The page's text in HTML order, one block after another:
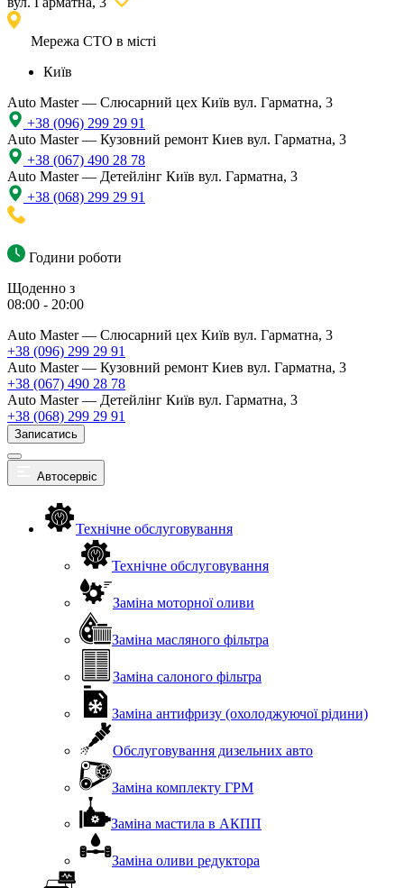
Мережа СТО в місті
Київ
Auto Master — Слюсарний цех Київ вул. Гарматна, 3
+38 (096) 299 29 91
Auto Master — Кузовний ремонт Киев вул. Гарматна, 3
+38 (067) 490 28 78
Auto Master — Детейлінг Київ вул. Гарматна, 3
+38 (068) 299 29 91
Години роботи
Щоденно з
08:00 - 20:00
Auto Master — Слюсарний цех Київ вул. Гарматна, 3
+38 (096) 299 29 91
Auto Master — Кузовний ремонт Киев вул. Гарматна, 3
+38 (067) 490 28 78
Auto Master — Детейлінг Київ вул. Гарматна, 3
+38 (068) 299 29 91
Записатись
Автосервіс
Технічне обслуговування
Технічне обслуговування
Заміна моторної оливи
Заміна масляного фільтра
Заміна салоного фільтра
Заміна антифризу (охолоджуючої рідини)
Обслуговування дизельних авто
Заміна комплекту ГРМ
Заміна мастила в АКПП
Заміна оливи редуктора